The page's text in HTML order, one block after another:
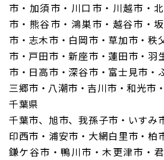
市・加須市・川口市・川越市・
市・熊谷市・鴻巣市・越谷市・
市・志木市・白岡市・草加市・秩
市・戸田市・新座市・蓮田市・羽
市・日高市・深谷市・富士見市・
三郷市・八潮市・吉川市・和光市
千葉県
千葉市、旭市、我孫子市・いすみ
印西市・浦安市・大網白里市・柏
鎌ケ谷市・鴨川市・木更津市・